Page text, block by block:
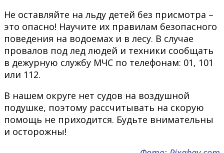
Не оставляйте на льду детей без присмотра –
это опасно! Научите их правилам безопасного
поведения на водоемах и в лесу. В случае
провалов под лед людей и техники сообщать
в дежурную службу МЧС по телефонам: 01, 101
или 112.
В нашем округе нет судов на воздушной
подушке, поэтому рассчитывать на скорую
помощь не приходится. Будьте внимательны
и осторожны!